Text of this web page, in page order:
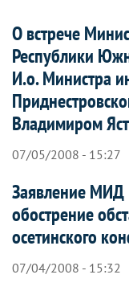
О встрече
Республики
И.о. Министра
Владимиром
07/05/2008 - 15:27
Заявление МИД
обострение
осетинского
07/04/2008 - 15:32